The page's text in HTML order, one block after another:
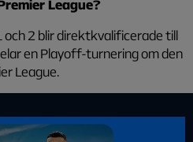
League?
och 2 blir direktkvalificerade till
en Playoff-turnering om den
League.